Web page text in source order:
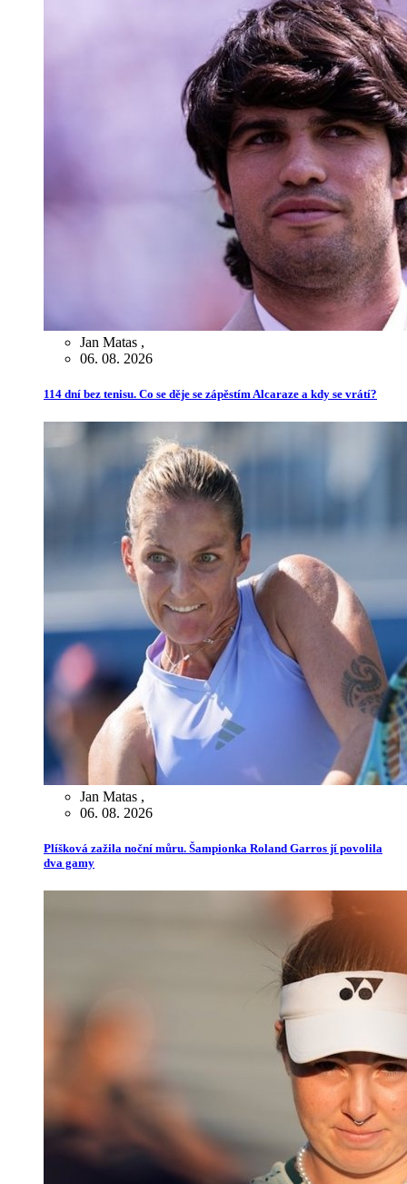
Jan Matas ,
06. 08. 2026
114 dní bez tenisu. Co se děje se zápěstím Alcaraze a kdy se vrátí?
Jan Matas ,
06. 08. 2026
Plíšková zažila noční můru. Šampionka Roland Garros jí povolila
dva gamy